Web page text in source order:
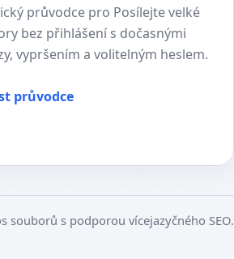
průvodce pro Posílejte velké
bez přihlášení s dočasnými
vypršením a volitelným heslem.
průvodce
souborů s podporou vícejazyčného SEO.